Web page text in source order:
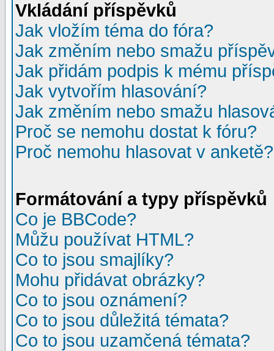
Vkládání příspěvků
Jak vložím téma do fóra?
Jak změním nebo smažu
Jak přidám podpis k mému
Jak vytvořím hlasování?
Jak změním nebo smažu
Proč se nemohu dostat k fóru?
Proč nemohu hlasovat v anketě?
Formátování a typy příspěvků
Co je BBCode?
Můžu používat HTML?
Co to jsou smajlíky?
Mohu přidávat obrázky?
Co to jsou oznámení?
Co to jsou důležitá témata?
Co to jsou uzamčená témata?